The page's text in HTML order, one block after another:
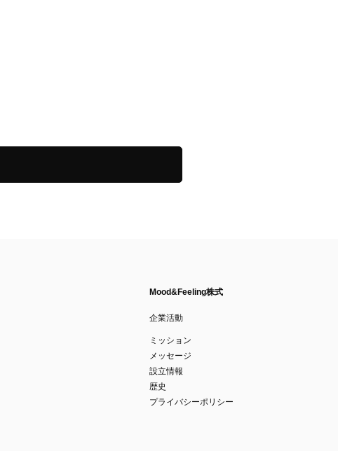
Mood&Feeling株式
企業活動
ミッション
メッセージ
設立情報
歴史
プライバシーポリシー